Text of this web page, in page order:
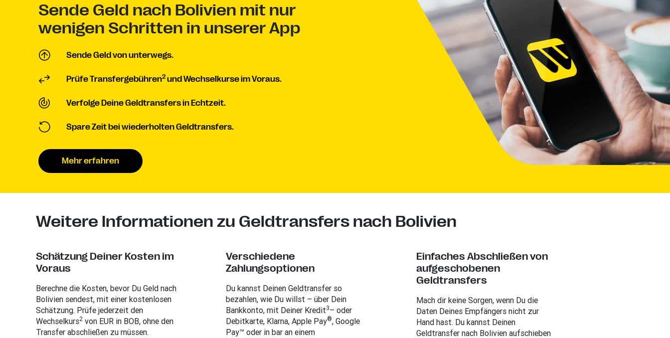
Sende Geld nach Bolivien mit nur
wenigen Schritten in unserer App
Sende Geld von unterwegs.
Prüfe Transfergebühren2 und Wechselkurse im Voraus.
Verfolge Deine Geldtransfers in Echtzeit.
Spare Zeit bei wiederholten Geldtransfers.
Mehr erfahren
Weitere Informationen zu Geldtransfers nach Bolivien
Schätzung Deiner Kosten im
Voraus
Berechne die Kosten, bevor Du Geld nach
Bolivien sendest, mit einer kostenlosen
Schätzung. Prüfe jederzeit den
Wechselkurs2 von EUR in BOB, ohne den
Transfer abschließen zu müssen.
Verschiedene
Zahlungsoptionen
Du kannst Deinen Geldtransfer so
bezahlen, wie Du willst – über Dein
Bankkonto, mit Deiner Kredit3– oder
Debitkarte, Klarna, Apple Pay®, Google
Pay™ oder in bar an einem
Einfaches Abschließen von
aufgeschobenen
Geldtransfers
Mach dir keine Sorgen, wenn Du die
Daten Deines Empfängers nicht zur
Hand hast. Du kannst Deinen
Geldtransfer nach Bolivien aufschieben